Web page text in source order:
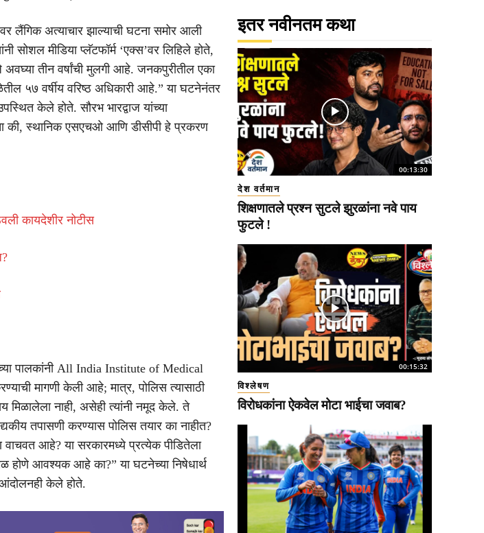
लैंगिक अत्याचार झाल्याची घटना समोर आली
सोशल मीडिया प्लॅटफॉर्म ‘एक्स’वर लिहिले होते,
तीन वर्षांची मुलगी आहे. जनकपुरीतील एका
५७ वर्षीय वरिष्ठ अधिकारी आहे.” या घटनेनंतर
केले होते. सौरभ भारद्वाज यांच्या
की, स्थानिक एसएचओ आणि डीसीपी हे प्रकरण
कायदेशीर नोटीस
पालकांनी All India Institute of Medical
मागणी केली आहे; मात्र, पोलिस त्यासाठी
मिळालेला नाही, असेही त्यांनी नमूद केले. ते
तपासणी करण्यास पोलिस तयार का नाहीत?
वाचवत आहे? या सरकारमध्ये प्रत्येक पीडितेला
होणे आवश्यक आहे का?” या घटनेच्या निषेधार्थ
आंदोलनही केले होते.
इतर नवीनतम कथा
00:13:30
देश वर्तमान
शिक्षणातले प्रश्न सुटले झुरळांना नवे पाय
फुटले !
00:15:32
विश्लेषण
विरोधकांना ऐकवेल मोटा भाईचा जवाब?